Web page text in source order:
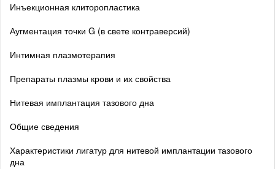
Инъекционная клиторопластика
Аугментация точки G (в свете контраверсий)
Интимная плазмотерапия
Препараты плазмы крови и их свойства
Нитевая имплантация тазового дна
Общие сведения
Характеристики лигатур для нитевой имплантации тазового
дна